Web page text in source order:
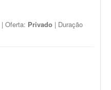
| Oferta: Privado | Duração